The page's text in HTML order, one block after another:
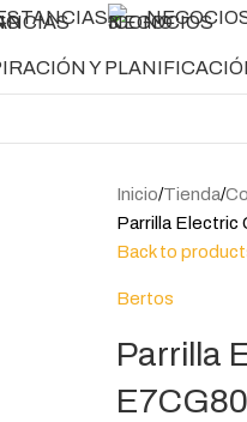
Y
Inicio Tienda
Parrilla Electric
Back to
Bertos
Parrilla